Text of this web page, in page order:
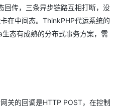
回传，三条异步链路互相打断，没
在中间态。ThinkPHP代运系统的
态有成熟的分布式事务方案，需
关的回调是HTTP POST，在控制